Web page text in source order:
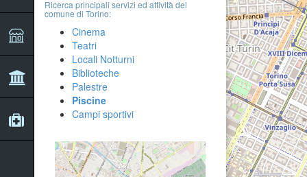
Ricerca principali servizi ed attività del
comune di Torino:
Cinema
Teatri
Locali Notturni
Biblioteche
Palestre
Piscine
Campi sportivi